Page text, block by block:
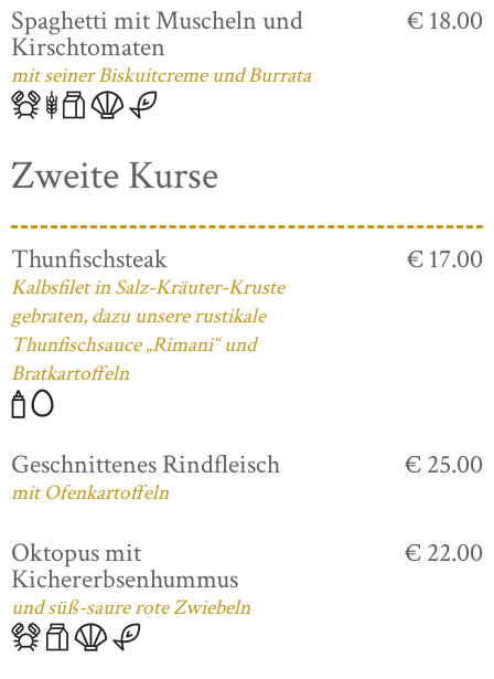
Spaghetti mit Muscheln und
Kirschtomaten
mit seiner Biskuitcreme und Burrata
€ 18.00
Zweite Kurse
Thunfischsteak
Kalbsfilet in Salz-Kräuter-Kruste
gebraten, dazu unsere rustikale
Thunfischsauce „Rimani“ und
Bratkartoffeln
€ 17.00
Geschnittenes Rindfleisch
mit Ofenkartoffeln
€ 25.00
Oktopus mit
Kichererbsenhummus
und süß-saure rote Zwiebeln
€ 22.00